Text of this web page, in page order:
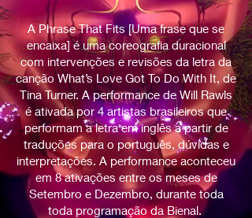
A Phrase That Fits [Uma frase que se
encaixa] é uma coreografia duracional
com intervenções e revisões da letra da
canção What’s Love Got To Do With It, de
Tina Turner. A performance de Will Rawls
é ativada por 4 artistas brasileiros que
performam a letra em inglês a partir de
traduções para o português, dúvidas e
interpretações. A performance aconteceu
em 8 ativações entre os meses de
Setembro e Dezembro, durante toda
toda programação da Bienal.